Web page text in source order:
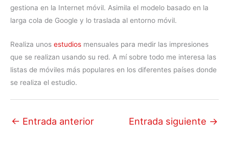
gestiona en la Internet móvil. Asimila el modelo basado en la
larga cola de Google y lo traslada al entorno móvil.
Realiza unos estudios mensuales para medir las impresiones
que se realizan usando su red. A mí sobre todo me interesa las
listas de móviles más populares en los diferentes países donde
se realiza el estudio.
← Entrada anterior Entrada siguiente →